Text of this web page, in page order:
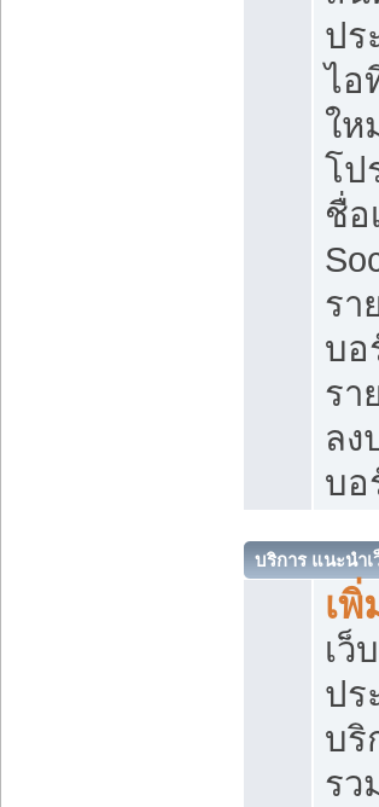
ปร
ไอ
ให
โป
ชื่อ
รา
บอ
รา
ลง
บอ
บริการ แนะนำ
เ
เว็
ปร
บริ
รว